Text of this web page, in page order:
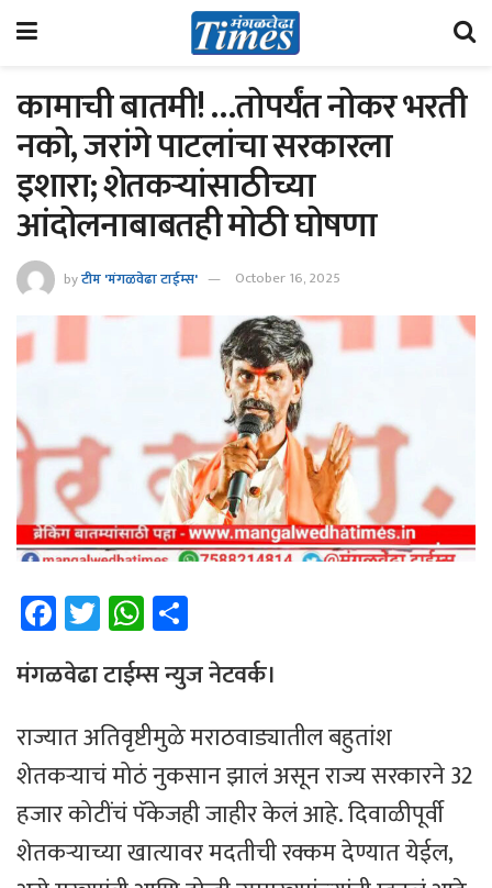
कामाची बातमी! …तोपर्यंत नोकर भरती
नको, जरांगे पाटलांचा सरकारला
इशारा; शेतकऱ्यांसाठीच्या
आंदोलनाबाबतही मोठी घोषणा
byटीम 'मंगळवेढा टाईम्स' October 16, 2025
Fa
ce
b
o
ok
T
wi
tt
er
W
h
at
sA
p
p
ar
e
मंगळवेढा टाईम्स न्युज नेटवर्क।
राज्यात अतिवृष्टीमुळे मराठवाड्यातील बहुतांश
शेतकऱ्याचं मोठं नुकसान झालं असून राज्य सरकारने 32
हजार कोटींचं पॅकेजही जाहीर केलं आहे. दिवाळीपूर्वी
शेतकऱ्याच्या खात्यावर मदतीची रक्कम देण्यात येईल,